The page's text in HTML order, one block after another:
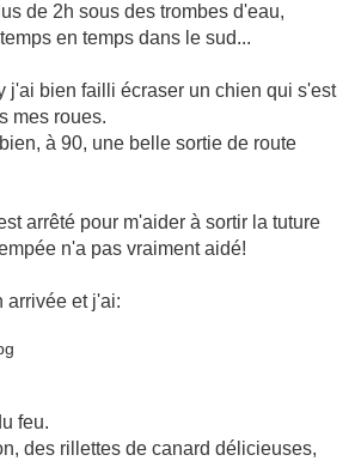
de 2h sous des trombes d'eau,
en temps dans le sud...
j'ai bien failli écraser un chien qui s'est
mes roues.
à 90, une belle sortie de route
arrêté pour m'aider à sortir la tuture
n'a pas vraiment aidé!
arrivée et j'ai:
feu.
des rillettes de canard délicieuses,